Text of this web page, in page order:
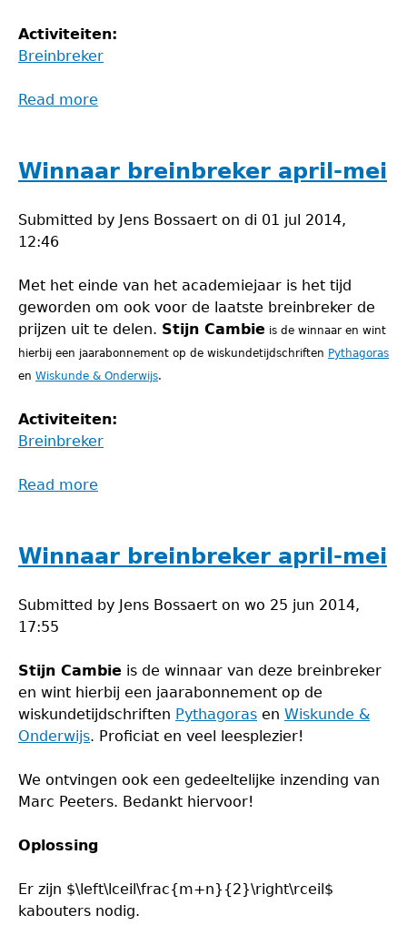
Activiteiten:
Breinbreker
Read more
oktober
Winnaar breinbreker april-mei
Submitted by Jens Bossaert on di 01 jul 2014,
12:46
Met het einde van het academiejaar is het tijd
geworden om ook voor de laatste breinbreker de
prijzen uit te delen. Stijn Cambie is de winnaar en wint
hierbij een jaarabonnement op de wiskundetijdschriften Pythagoras
en Wiskunde & Onderwijs.
Activiteiten:
Breinbreker
Read more
april-
mei
Winnaar breinbreker april-mei
Submitted by Jens Bossaert on wo 25 jun 2014,
17:55
Stijn Cambie is de winnaar van deze breinbreker
en wint hierbij een jaarabonnement op de
wiskundetijdschriften Pythagoras en Wiskunde &
Onderwijs. Proficiat en veel leesplezier!
We ontvingen ook een gedeeltelijke inzending van
Marc Peeters. Bedankt hiervoor!
Oplossing
Er zijn $\left\lceil\frac{m+n}{2}\right\rceil$
kabouters nodig.